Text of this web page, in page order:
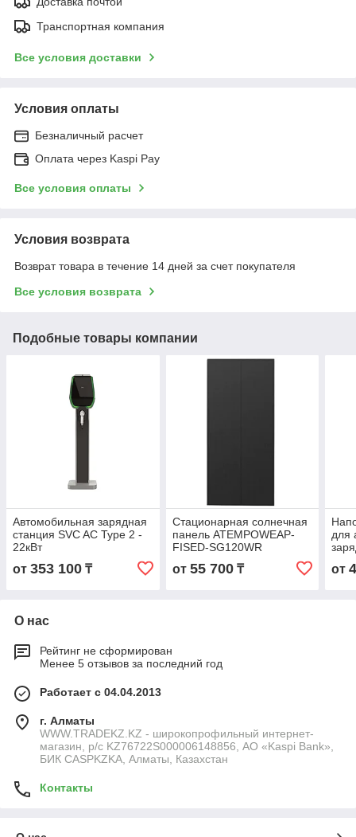
Транспортная компания
Все условия доставки
Условия оплаты
Безналичный расчет
Оплата через Kaspi Pay
Все условия оплаты
Условия возврата
Возврат товара в течение 14 дней за счет покупателя
Все условия возврата
Подобные товары компании
Автомобильная зарядная
станция SVC AC Type 2 -
22кВт
от 353 100 ₸
Стационарная солнечная
панель ATEMPOWEAP-
FISED-SG120WR
от 55 700₸
для
от
О нас
Рейтинг не сформирован
Менее 5 отзывов за последний год
Работает с 04.04.2013
г. Алматы
WWW.TRADEKZ.KZ - широкопрофильный интернет-
магазин, р/с KZ76722S000006148856, АО «Kaspi Bank»,
БИК CASPKZKA, Алматы, Казахстан
Контакты